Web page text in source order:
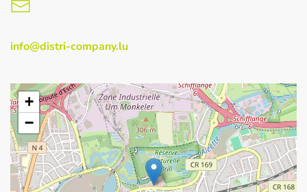
info@distri-company.lu
+
−